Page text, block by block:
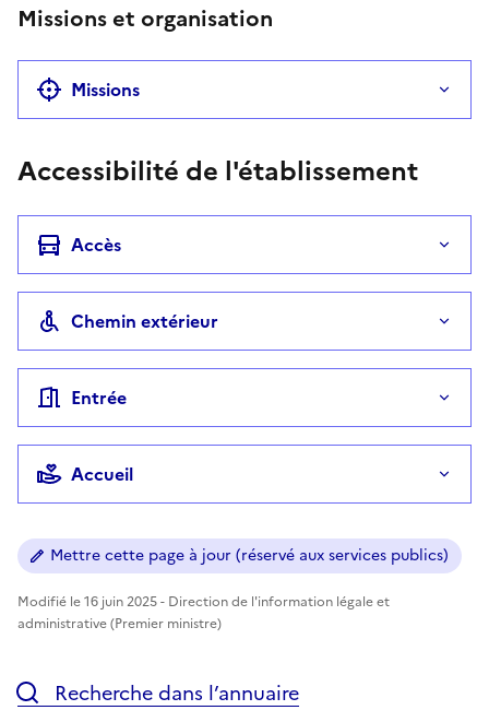
Missions et organisation
Missions
Accessibilité de l'établissement
Accès
Chemin extérieur
Entrée
Accueil
Mettre cette page à jour (réservé aux services publics)
Modifié le 16 juin 2025 - Direction de l'information légale et
administrative (Premier ministre)
Recherche dans l’annuaire